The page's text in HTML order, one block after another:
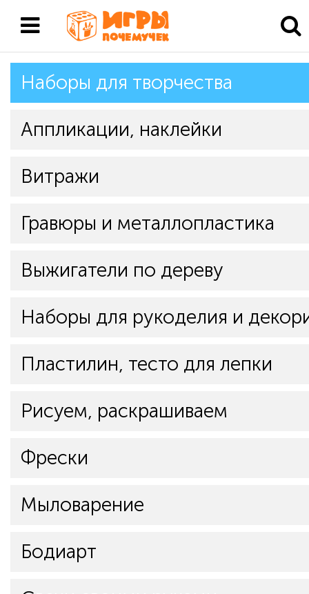
Наборы для творчества
Аппликации, наклейки
Витражи
Гравюры и металлопластика
Выжигатели по дереву
Наборы для рукоделия и
Пластилин, тесто для лепки
Рисуем, раскрашиваем
Фрески
Мыловарение
Бодиарт